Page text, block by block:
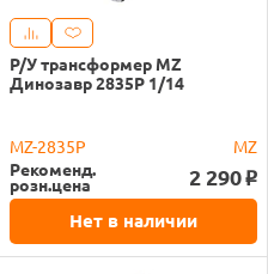
Р/У трансформер MZ
Динозавр 2835P 1/14
MZ-2835P
MZ
Рекоменд.
розн.цена 2 290 o
Нет в наличии